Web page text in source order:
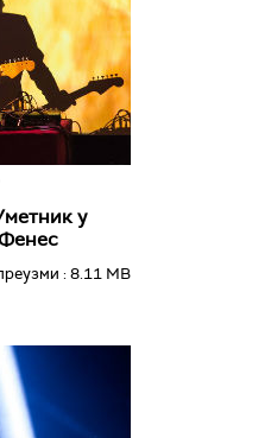
у
: 8.11 MB